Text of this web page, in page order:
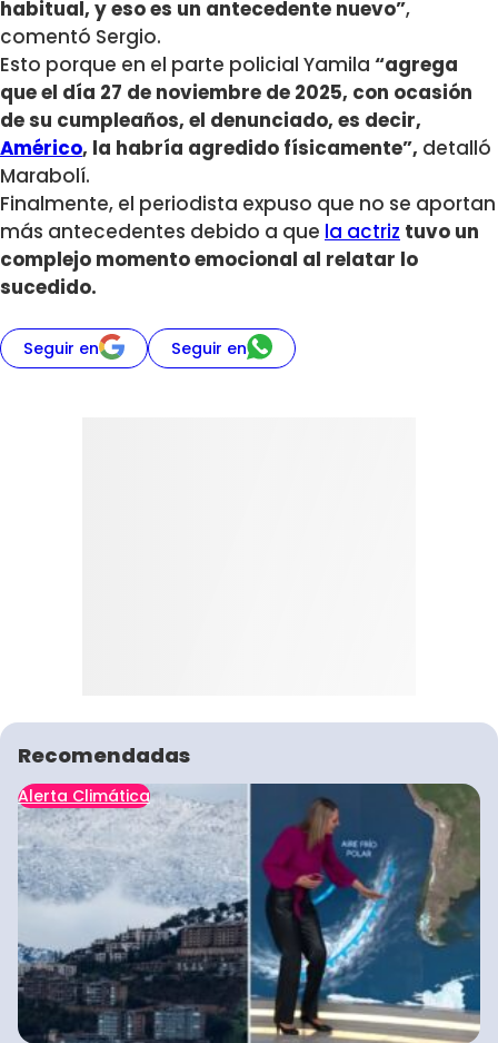
habitual, y eso es un antecedente nuevo”,
comentó Sergio.
Esto porque en el parte policial Yamila “agrega
que el día 27 de noviembre de 2025, con ocasión
de su cumpleaños, el denunciado, es decir,
Américo, la habría agredido físicamente”, detalló
Marabolí.
Finalmente, el periodista expuso que no se aportan
más antecedentes debido a que la actriz tuvo un
complejo momento emocional al relatar lo
sucedido.
Seguir en Seguir en
Recomendadas
Alerta Climática